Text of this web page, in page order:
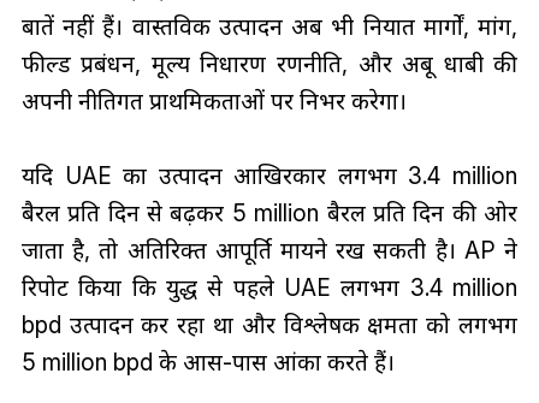
बातें नहीं हैं। वास्तविक उत्पादन अब भी निर्यात मार्गों, मांग,
फील्ड प्रबंधन, मूल्य निर्धारण रणनीति, और अबू धाबी की
अपनी नीतिगत प्राथमिकताओं पर निर्भर करेगा।
यदि UAE का उत्पादन आखिरकार लगभग 3.4 million
बैरल प्रति दिन से बढ़कर 5 million बैरल प्रति दिन की ओर
जाता है, तो अतिरिक्त आपूर्ति मायने रख सकती है। AP ने
रिपोर्ट किया कि युद्ध से पहले UAE लगभग 3.4 million
bpd उत्पादन कर रहा था और विश्लेषक क्षमता को लगभग
5 million bpd के आस-पास आंका करते हैं।